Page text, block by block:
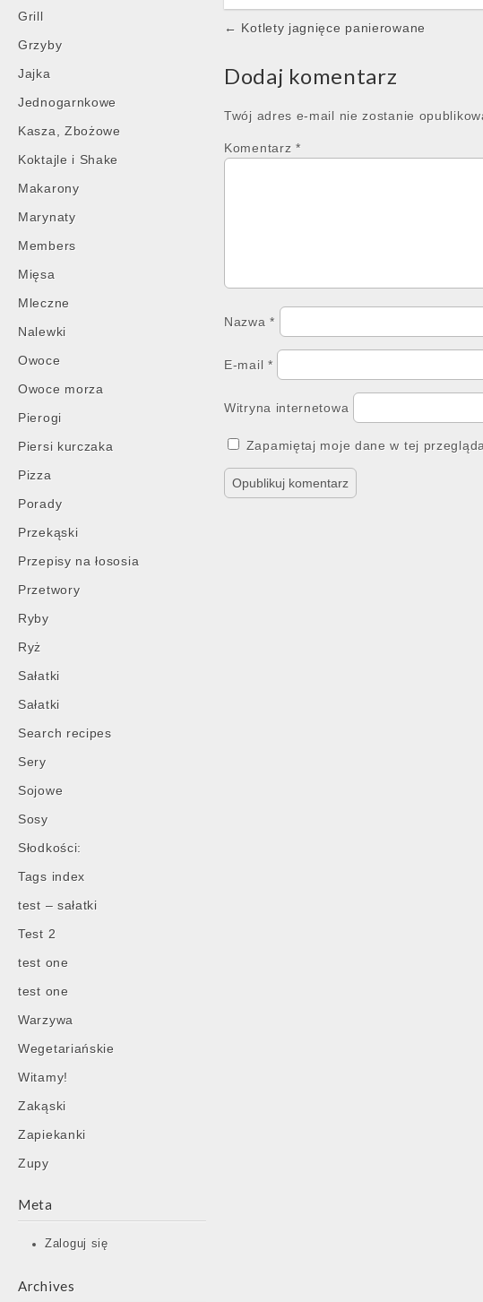
Grill
Grzyby
Jajka
Jednogarnkowe
Kasza, Zbożowe
Koktajle i Shake
Makarony
Marynaty
Members
Mięsa
Mleczne
Nalewki
Owoce
Owoce morza
Pierogi
Piersi kurczaka
Pizza
Porady
Przekąski
Przepisy na łososia
Przetwory
Ryby
Ryż
Sałatki
Sałatki
Search recipes
Sery
Sojowe
Sosy
Słodkości:
Tags index
test – sałatki
Test 2
test one
test one
Warzywa
Wegetariańskie
Witamy!
Zakąski
Zapiekanki
Zupy
Meta
Zaloguj się
Archives
Post
← Kotlety jagnięce panierowane
Dodaj komentarz
Twój adres e-mail nie zostanie
Komentarz *
Nazwa*
E-mail *
Witryna internetowa
Zapamiętaj moje dane w tej